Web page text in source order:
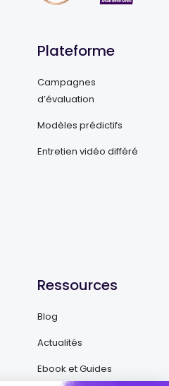
Plateforme
Campagnes
d’évaluation
Modèles prédictifs
Entretien vidéo différé
Ressources
Blog
Actualités
Ebook et Guides